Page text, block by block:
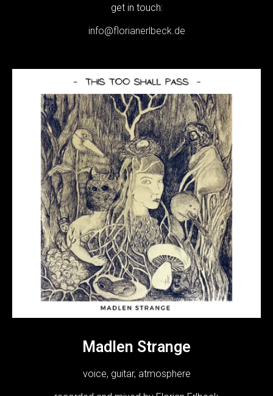
get in touch:
info@florianerlbeck.de
Madlen Strange
voice, guitar, atmosphere